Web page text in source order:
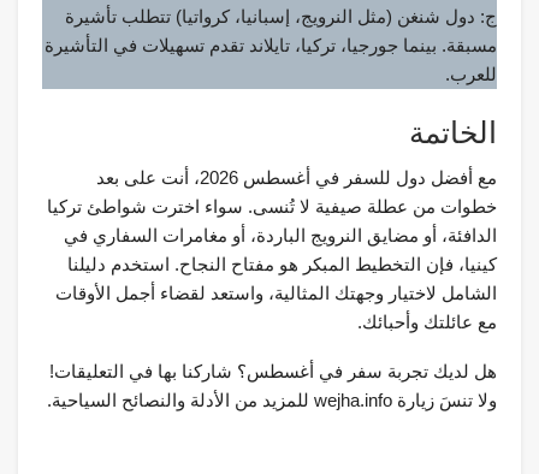
ج: دول شنغن (مثل النرويج، إسبانيا، كرواتيا) تتطلب تأشيرة
مسبقة. بينما جورجيا، تركيا، تايلاند تقدم تسهيلات في التأشيرة
للعرب.
الخاتمة
مع أفضل دول للسفر في أغسطس 2026، أنت على بعد
خطوات من عطلة صيفية لا تُنسى. سواء اخترت شواطئ تركيا
الدافئة، أو مضايق النرويج الباردة، أو مغامرات السفاري في
كينيا، فإن التخطيط المبكر هو مفتاح النجاح. استخدم دليلنا
الشامل لاختيار وجهتك المثالية، واستعد لقضاء أجمل الأوقات
مع عائلتك وأحبائك.
هل لديك تجربة سفر في أغسطس؟ شاركنا بها في التعليقات!
ولا تنسَ زيارة wejha.info للمزيد من الأدلة والنصائح السياحية.